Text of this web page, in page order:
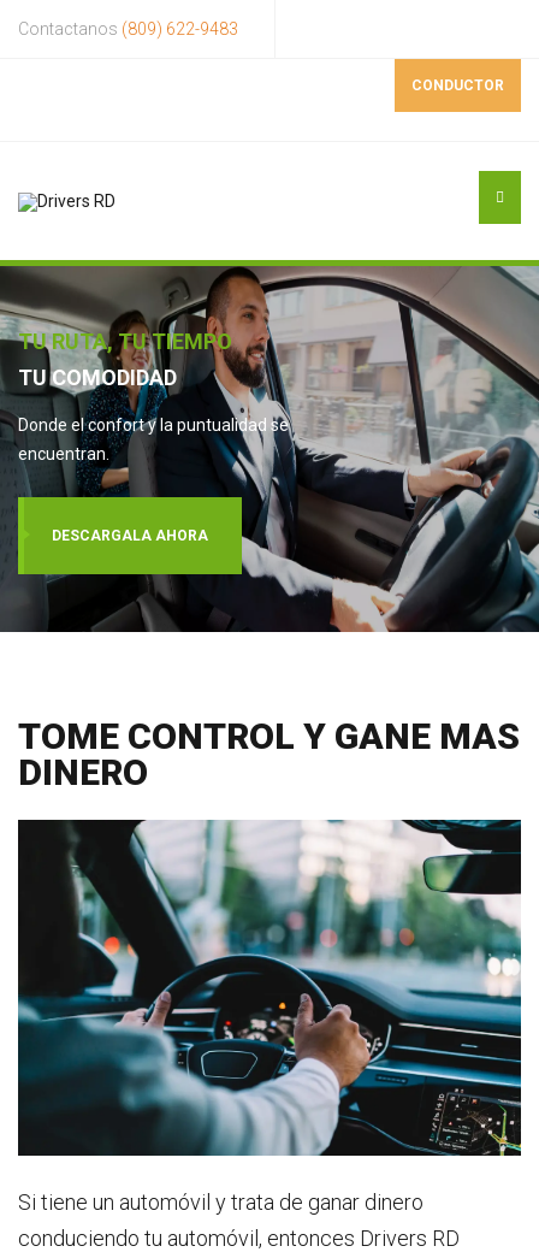
Contactanos (809) 622-9483
CONDUCTOR
TU RUTA, TU TIEMPO
TU COMODIDAD
Donde el confort y la puntualidad se
encuentran.
DESCARGALA AHORA
TOME CONTROL Y GANE MAS
DINERO
Si tiene un automóvil y trata de ganar dinero
conduciendo tu automóvil, entonces Drivers RD